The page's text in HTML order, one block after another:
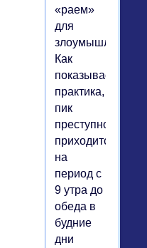
«раем»
для
Как
показывает
практика,
пик
преступности
приходится
на
период с
9 утра до
обеда в
будние
дни